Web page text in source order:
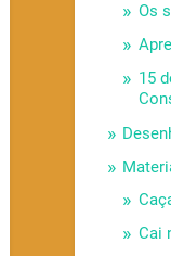
Os
15
Cai